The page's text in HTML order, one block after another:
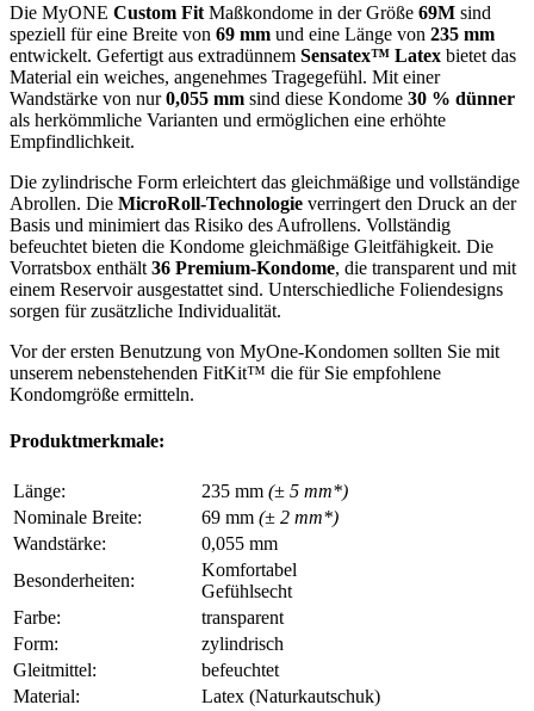
Die MyONE Custom Fit Maßkondome in der Größe 69M sind
speziell für eine Breite von 69 mm und eine Länge von 235 mm
entwickelt. Gefertigt aus extradünnem Sensatex™ Latex bietet das
Material ein weiches, angenehmes Tragegefühl. Mit einer
Wandstärke von nur0,055 mm sind diese Kondome 30 % dünner
als herkömmliche Varianten und ermöglichen eine erhöhte
Empfindlichkeit.
Die zylindrische Form erleichtert das gleichmäßige und vollständige
Abrollen. Die MicroRoll-Technologie verringert den Druck an der
Basis und minimiert das Risiko des Aufrollens. Vollständig
befeuchtet bieten die Kondome gleichmäßige Gleitfähigkeit. Die
Vorratsbox enthält 36 Premium-Kondome, die transparent und mit
einem Reservoir ausgestattet sind. Unterschiedliche Foliendesigns
sorgen für zusätzliche Individualität.
Vor der ersten Benutzung von MyOne-Kondomen sollten Sie mit
unserem nebenstehenden FitKit™ die für Sie empfohlene
Kondomgröße ermitteln.
Produktmerkmale:
Länge: 235 mm (± 5 mm*)
Nominale Breite:
69 mm (± 2 mm*)
Wandstärke:
0,055 mm
Besonderheiten:
Komfortabel
Gefühlsecht
Farbe:
transparent
Form:
zylindrisch
Gleitmittel:
befeuchtet
Material:
Latex (Naturkautschuk)